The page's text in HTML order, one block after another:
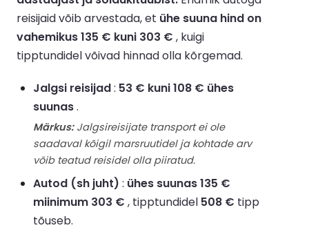
reisijaid võib arvestada, et ühe suuna hind on
vahemikus 135 € kuni 303 € , kuigi
tipptundidel võivad hinnad olla kõrgemad.
Jalgsi reisijad: 53 € kuni 108 € ühes
suunas.
Märkus:Jalgsireisijate transport ei ole
saadaval kõigil marsruutidel ja kohtade arv
võib teatud reisidel olla piiratud.
Autod (sh juht) : ühes suunas 135 €
miinimum 303 € , tipptundidel 508 € tipp
tõuseb.